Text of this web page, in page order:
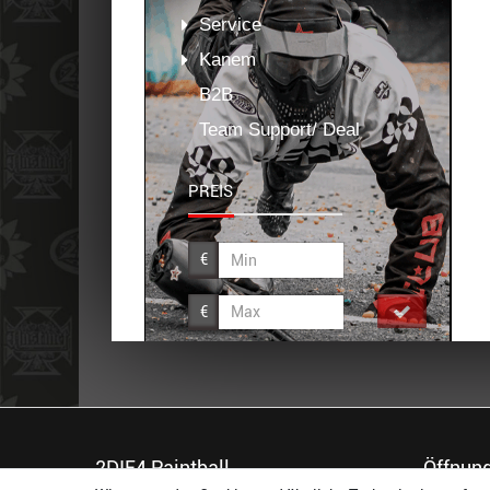
Service
Kanem
B2B
Team Support/ Deal
PREIS
€
€
2DIE4 Paintball